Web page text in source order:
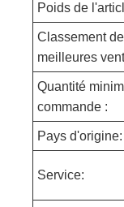
Poids de
Classement
meilleures
Quantité
commande :
Pays d'origine:
Service: